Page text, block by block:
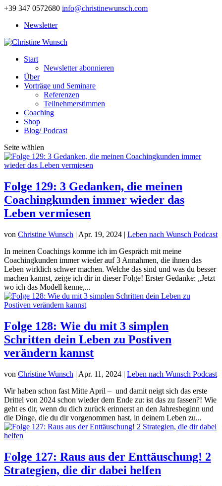
+39 347 0572680 info@christinewunsch.com
Newsletter
Start
Newsletter abonnieren
Über
Vorträge und Seminare
Referenzen
Teilnehmerstimmen
Coaching
Shop
Blog/ Podcast
Seite wählen
Folge 129: 3 Gedanken, die meinen
Coachingkunden immer wieder das
Leben vermiesen
von Christine Wunsch | Apr. 19, 2024 | Leben nach Wunsch Podcast
In meinen Coachings komme ich im Gespräch mit meine
Coachingkunden immer wieder auf 3 Annahmen, die ihnen das
Leben wirklich schwer machen. Welche das sind und was du besser
machen kannst, zeige ich dir in dieser Folge! Erster Gedanke: „Jetzt
wo ich das Modell kenne,...
Folge 128: Wie du mit 3 simplen
Schritten dein Leben zu Postiven
verändern kannst
von Christine Wunsch | Apr. 11, 2024 | Leben nach Wunsch Podcast
Wir haben schon fast Mitte April – und damit neigt sich das erste
Drittel von 2024 schon wieder dem Ende zu: ist das zu fassen?! Wie
geht es dir, wenn du dich zurück erinnerst an den Jahresbeginn und
die Dinge, die du dir vorgenommen hast, in deinem Leben zu...
Folge 127: Raus aus der Enttäuschung! 2
Strategien, die dir dabei helfen